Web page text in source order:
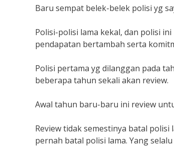
Baru sempat belek-belek polisi yg
Polisi-polisi lama kekal, dan polisi
pendapatan bertambah serta
Polisi pertama yg dilanggan pada
beberapa tahun sekali akan review.
Awal tahun baru-baru ini review
Review tidak semestinya batal
pernah batal polisi lama. Yang